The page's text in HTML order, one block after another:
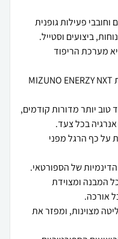
מערכת הריפוד
ששופרה משמעותית בזכות טכנולוגיית MIZUNO ENERZY NXT
על כף הרגל מפני
המבנה ומצוידת
מצוינות, ומפזר את